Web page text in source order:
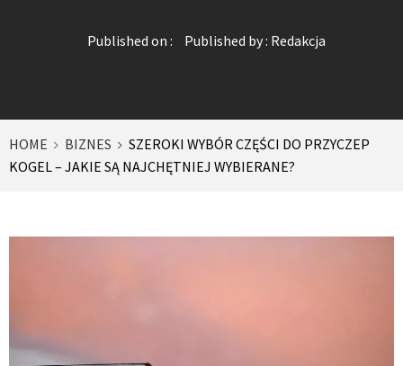
Published on : Published by : Redakcja
HOME BIZNES
SZEROKI WYBÓR CZĘŚCI DO PRZYCZEP
KOGEL – JAKIE SĄ NAJCHĘTNIEJ WYBIERANE?